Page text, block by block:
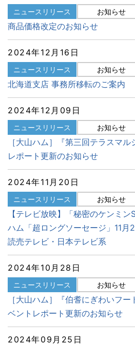
ニュースリリース お知らせ
商品価格改定のお知らせ
2024年12月16日
ニュースリリース お知らせ
北海道支店 事務所移転のご案内
2024年12月09日
ニュースリリース お知らせ
［大山ハム］『第三回テラスマ
レポート更新のお知らせ
2024年11月20日
ニュースリリース お知らせ
【テレビ放映】「秘密のケンミ
ハム「超ロングソーセージ」11月
読売テレビ・日本テレビ系
2024年10月28日
ニュースリリース お知らせ
［大山ハム］『伯耆にぎわいフ
ベントレポート更新のお知らせ
2024年09月25日